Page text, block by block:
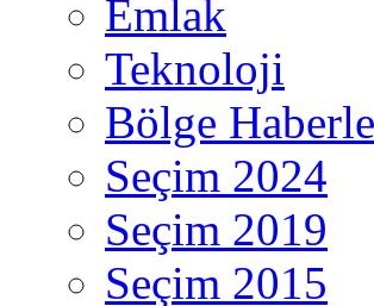
Emlak
Teknoloji
Bölge
Seçim 2024
Seçim 2019
Seçim 2015